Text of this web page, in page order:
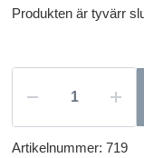
Produkten är tyvärr
Artikelnummer: 719